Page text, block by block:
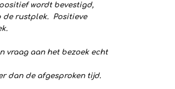
wordt bevestigd,
rustplek. Positieve
vraag aan het bezoek echt
dan de afgesproken tijd.